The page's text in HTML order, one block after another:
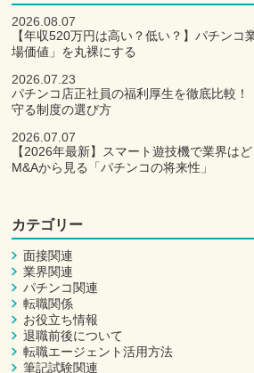
2026.08.07
【年収520万円は高い？低い？】パチンコ
場価値」を丸裸にする
2026.07.23
パチンコ店正社員の福利厚生を徹底比較！
守る制度の選び方
2026.07.07
【2026年最新】スマート遊技機で業界は
M&Aから見る「パチンコの将来性」
カテゴリー
面接関連
業界関連
パチンコ関連
転職関係
お役立ち情報
退職前後について
転職エージェント活用方法
筆記試験関連